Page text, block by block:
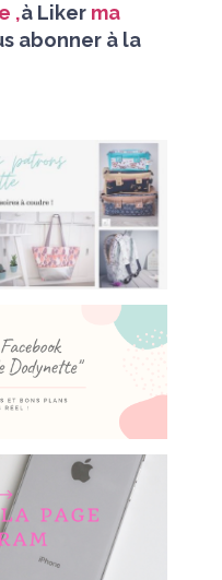
,à Liker ma
abonner à la